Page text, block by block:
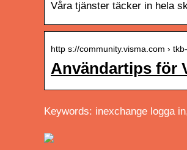
Våra tjänster täcker in hela
http s://community.visma.com ›
Användartips för
Keywords: inexchange logga